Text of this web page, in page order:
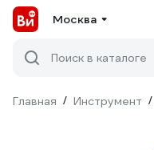
Москва
Поиск в каталоге
Главная / Инструмент /